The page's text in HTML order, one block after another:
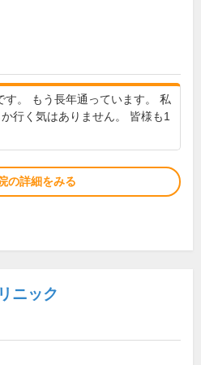
す。 もう長年通っています。 私
行く気はありません。 皆様も1
の詳細をみる
ニック